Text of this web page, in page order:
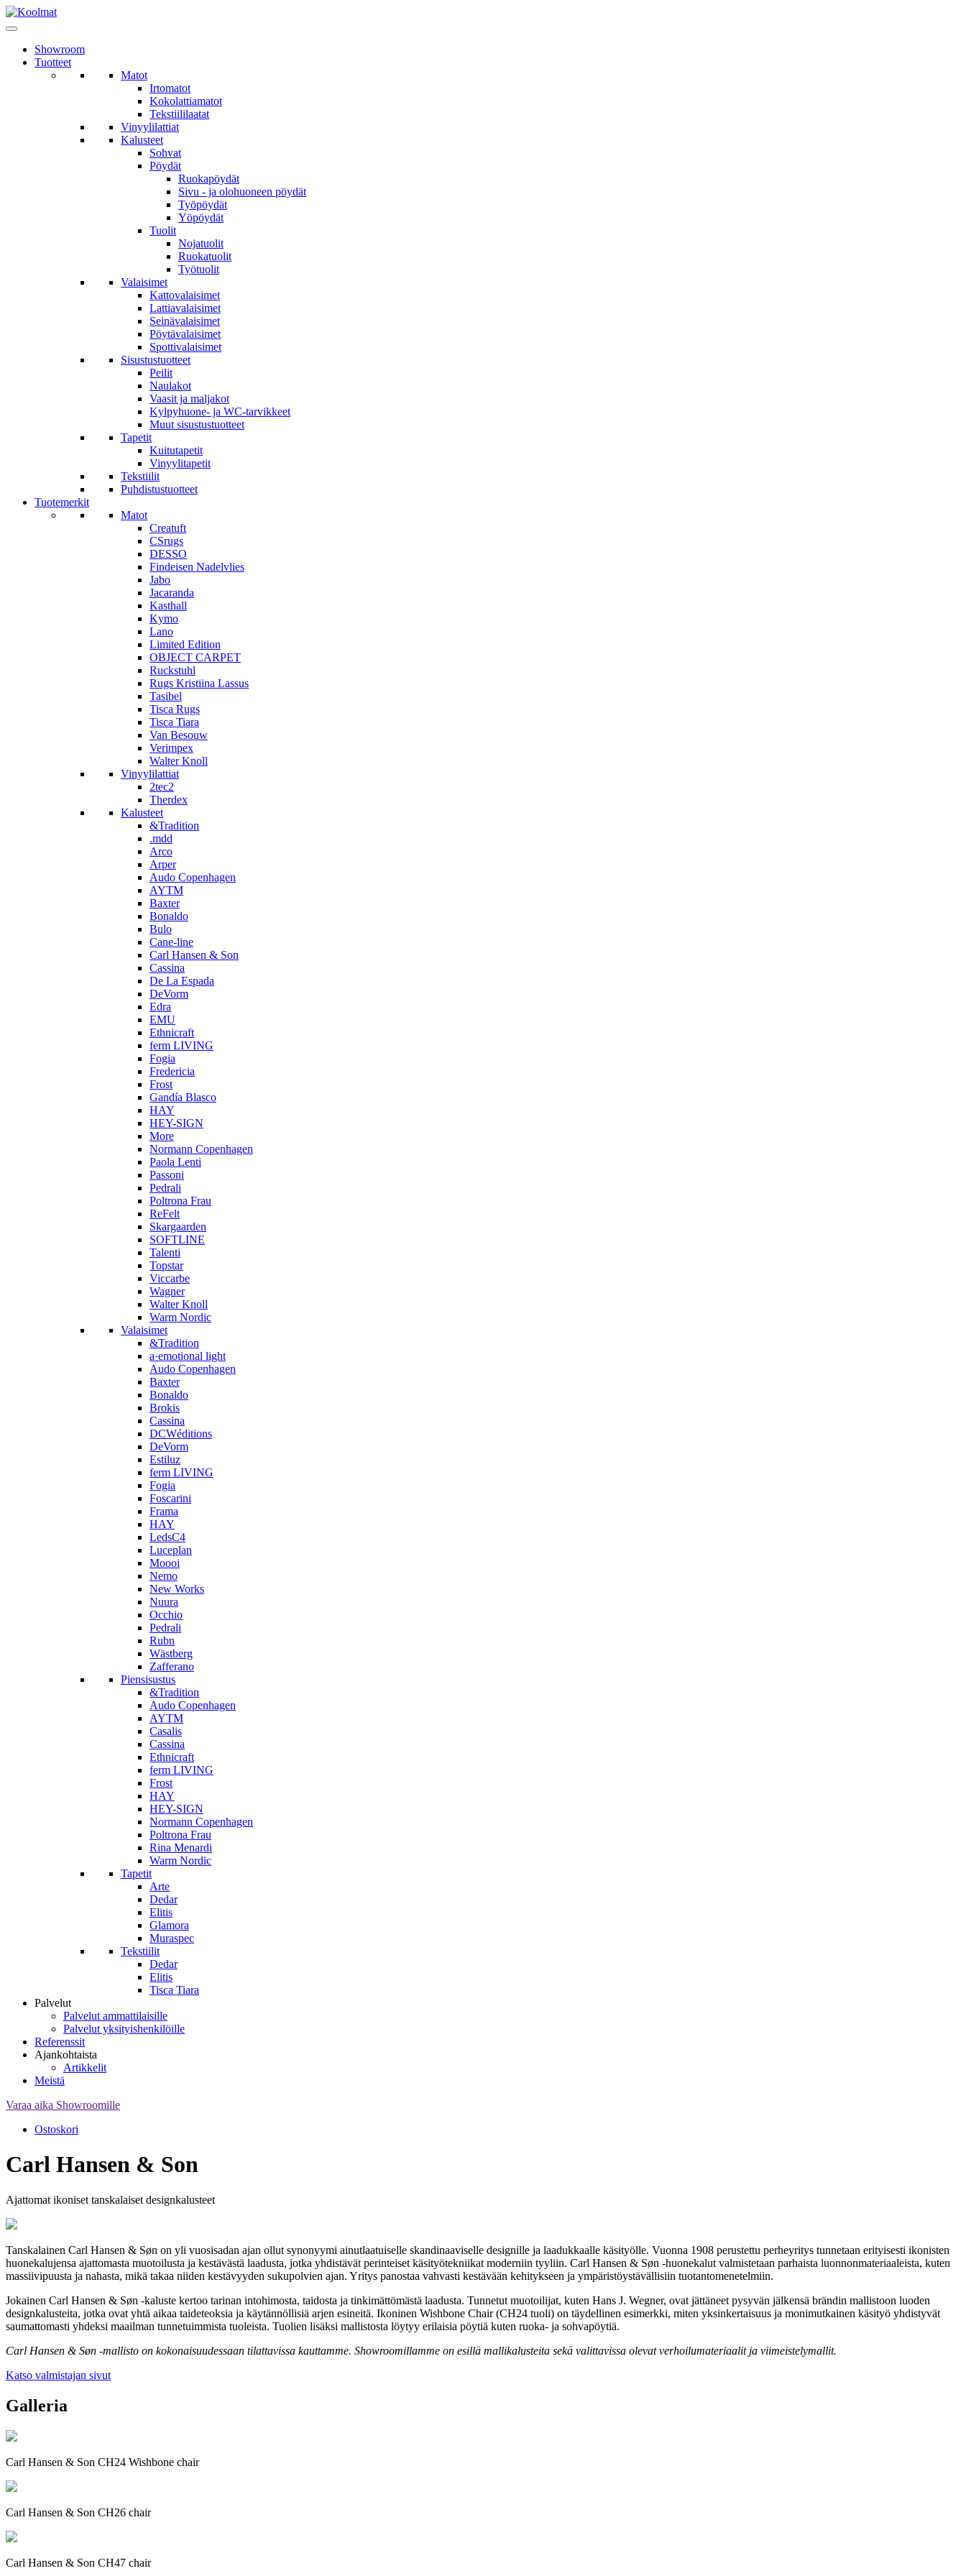
Showroom
Tuotteet
Matot
Irtomatot
Kokolattiamatot
Tekstiililaatat
Vinyylilattiat
Kalusteet
Sohvat
Pöydät
Ruokapöydät
Sivu - ja olohuoneen pöydät
Työpöydät
Yöpöydät
Tuolit
Nojatuolit
Ruokatuolit
Työtuolit
Valaisimet
Kattovalaisimet
Lattiavalaisimet
Seinävalaisimet
Pöytävalaisimet
Spottivalaisimet
Sisustustuotteet
Peilit
Naulakot
Vaasit ja maljakot
Kylpyhuone- ja WC-tarvikkeet
Muut sisustustuotteet
Tapetit
Kuitutapetit
Vinyylitapetit
Tekstiilit
Puhdistustuotteet
Tuotemerkit
Matot
Creatuft
CSrugs
DESSO
Findeisen Nadelvlies
Jabo
Jacaranda
Kasthall
Kymo
Lano
Limited Edition
OBJECT CARPET
Ruckstuhl
Rugs Kristiina Lassus
Tasibel
Tisca Rugs
Tisca Tiara
Van Besouw
Verimpex
Walter Knoll
Vinyylilattiat
2tec2
Therdex
Kalusteet
&Tradition
.mdd
Arco
Arper
Audo Copenhagen
AYTM
Baxter
Bonaldo
Bulo
Cane-line
Carl Hansen & Son
Cassina
De La Espada
DeVorm
Edra
EMU
Ethnicraft
ferm LIVING
Fogia
Fredericia
Frost
Gandía Blasco
HAY
HEY-SIGN
More
Normann Copenhagen
Paola Lenti
Passoni
Pedrali
Poltrona Frau
ReFelt
Skargaarden
SOFTLINE
Talenti
Topstar
Viccarbe
Wagner
Walter Knoll
Warm Nordic
Valaisimet
&Tradition
a·emotional light
Audo Copenhagen
Baxter
Bonaldo
Brokis
Cassina
DCWéditions
DeVorm
Estiluz
ferm LIVING
Fogia
Foscarini
Frama
HAY
LedsC4
Luceplan
Moooi
Nemo
New Works
Nuura
Occhio
Pedrali
Rubn
Wästberg
Zafferano
Piensisustus
&Tradition
Audo Copenhagen
AYTM
Casalis
Cassina
Ethnicraft
ferm LIVING
Frost
HAY
HEY-SIGN
Normann Copenhagen
Poltrona Frau
Rina Menardi
Warm Nordic
Tapetit
Arte
Dedar
Elitis
Glamora
Muraspec
Tekstiilit
Dedar
Elitis
Tisca Tiara
Palvelut
Palvelut ammattilaisille
Palvelut yksityishenkilöille
Referenssit
Ajankohtaista
Artikkelit
Meistä
Varaa aika Showroomille
Ostoskori
Carl Hansen & Son
Ajattomat ikoniset tanskalaiset designkalusteet
Tanskalainen Carl Hansen & Søn on yli vuosisadan ajan ollut synonyymi ainutlaatuiselle skandinaaviselle designille ja laadukkaalle käsityölle. Vuonna 1908 perustettu perheyritys tunnetaan erityisesti ikonisten
huonekalujensa ajattomasta muotoilusta ja kestävästä laadusta, jotka yhdistävät perinteiset käsityötekniikat moderniin tyyliin. Carl Hansen & Søn -huonekalut valmistetaan parhaista luonnonmateriaaleista, kuten
massiivipuusta ja nahasta, mikä takaa niiden kestävyyden sukupolvien ajan. Yritys panostaa vahvasti kestävään kehitykseen ja ympäristöystävällisiin tuotantomenetelmiin.
Jokainen Carl Hansen & Søn -kaluste kertoo tarinan intohimosta, taidosta ja tinkimättömästä laadusta. Tunnetut muotoilijat, kuten Hans J. Wegner, ovat jättäneet pysyvän jälkensä brändin mallistoon luoden
designkalusteita, jotka ovat yhtä aikaa taideteoksia ja käytännöllisiä arjen esineitä. Ikoninen Wishbone Chair (CH24 tuoli) on täydellinen esimerkki, miten yksinkertaisuus ja monimutkainen käsityö yhdistyvät
saumattomasti yhdeksi maailman tunnetuimmista tuoleista. Tuolien lisäksi mallistosta löytyy erilaisia pöytiä kuten ruoka- ja sohvapöytiä.
Carl Hansen & Søn -mallisto on kokonaisuudessaan tilattavissa kauttamme. Showroomillamme on esillä mallikalusteita sekä valittavissa olevat verhoilumateriaalit ja viimeistelymallit.
Katso valmistajan sivut
Galleria
Carl Hansen & Son CH24 Wishbone chair
Carl Hansen & Son CH26 chair
Carl Hansen & Son CH47 chair